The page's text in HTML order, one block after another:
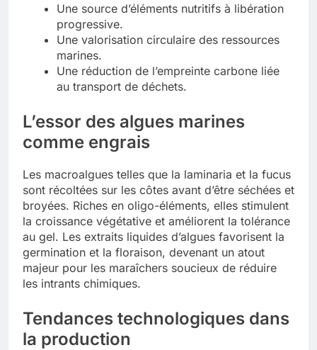
Une source d’éléments nutritifs à libération
progressive.
Une valorisation circulaire des ressources
marines.
Une réduction de l’empreinte carbone liée
au transport de déchets.
L’essor des algues marines
comme engrais
Les macroalgues telles que la laminaria et la fucus
sont récoltées sur les côtes avant d’être séchées et
broyées. Riches en oligo-éléments, elles stimulent
la croissance végétative et améliorent la tolérance
au gel. Les extraits liquides d’algues favorisent la
germination et la floraison, devenant un atout
majeur pour les maraîchers soucieux de réduire
les intrants chimiques.
Tendances technologiques dans
la production